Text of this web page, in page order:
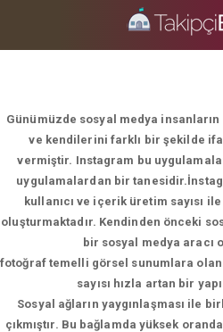
Günümüzde sosyal medya
ve kendilerini farklı bir şekilde
vermiştir. Instagram bu
uygulamalardan bir
kullanıcı ve içerik üretim sayısı
oluşturmaktadır. Kendinden önceki
bir sosyal medya aracı
fotoğraf temelli görsel sunumlara
sayısı hızla artan bir
Sosyal ağların yaygınlaşması ile
çıkmıştır. Bu bağlamda yüksek